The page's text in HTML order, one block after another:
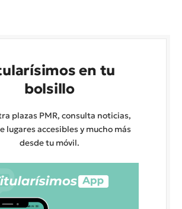
en tu
bolsillo
plazas PMR, consulta noticias,
lugares accesibles y mucho más
desde tu móvil.